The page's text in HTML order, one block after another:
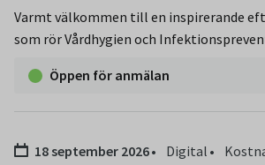
Varmt välkommen till en inspirerande
som rör Vårdhygien och
Öppen för anmälan
Datum:18 september 2026 Digital